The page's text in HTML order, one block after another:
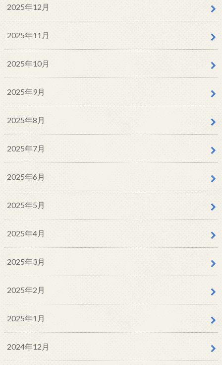
2025年12月
2025年11月
2025年10月
2025年9月
2025年8月
2025年7月
2025年6月
2025年5月
2025年4月
2025年3月
2025年2月
2025年1月
2024年12月